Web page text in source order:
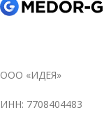
ООО «ИДЕЯ»
ИНН: 7708404483